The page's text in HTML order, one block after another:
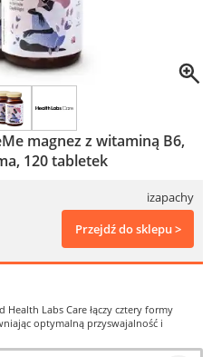
magnez z witaminą B6,
120 tabletek
izapachy
Przejdź do sklepu >
Labs Care łączy cztery formy
optymalną przyswajalność i